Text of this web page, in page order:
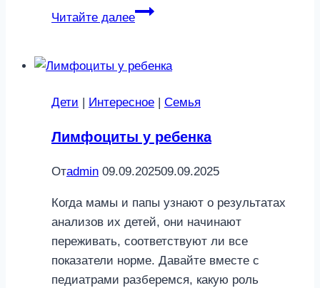
Читайте далее
Обструктивный
детей
Дети Интересное Семья
Лимфоциты у ребенка
Отadmin 09.09.202509.09.2025
Когда мамы и папы узнают о результатах
анализов их детей, они начинают
переживать, соответствуют ли все
показатели норме. Давайте вместе с
педиатрами разберемся, какую роль